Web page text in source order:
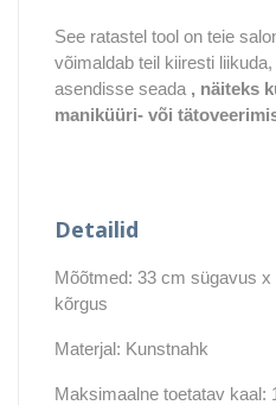
See ratastel tool on teie
võimaldab teil kiiresti
asendisse seada , näiteks
maniküüri- või
Detailid
Mõõtmed: 33 cm sügavus
kõrgus
Materjal: Kunstnahk
Maksimaalne toetatav kaal: